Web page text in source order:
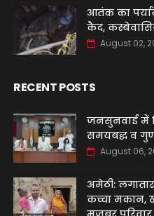
आतंक का
कैद,
August 02,
RECENT POSTS
जनसुनवाई में
समयबद्ध व
August 06,
अमेठी:
कच्चा मकान,